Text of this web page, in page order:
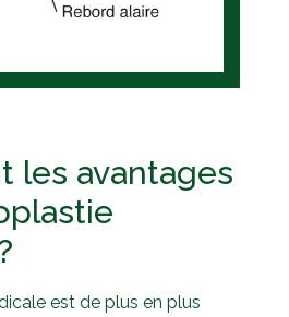
les avantages
est de plus en plus